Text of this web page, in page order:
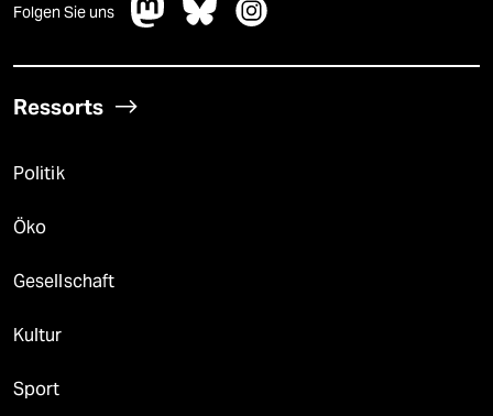
Folgen Sie uns
Ressorts
Politik
Öko
Gesellschaft
Kultur
Sport